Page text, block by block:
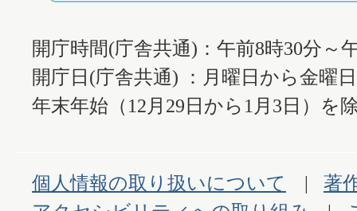
開庁時間(庁舎共通)：午前8時30分～
開庁日(庁舎共通) ：月曜日から金曜
年末年始（12月29日から1月3日）を
個人情報の取り扱いについて
著